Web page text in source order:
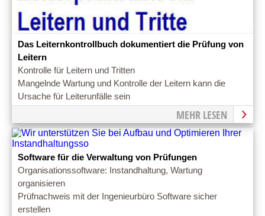
Das Leiternkontrollbuch dokumentiert die Prüfung von
Leitern
Kontrolle für Leitern und Tritten
Mangelnde Wartung und Kontrolle der Leitern kann die
Ursache für Leiterunfälle sein
MEHR LESEN
Software für die Verwaltung von Prüfungen
Organisationssoftware: Instandhaltung, Wartung
organisieren
Prüfnachweis mit der Ingenieurbüro Software sicher
erstellen